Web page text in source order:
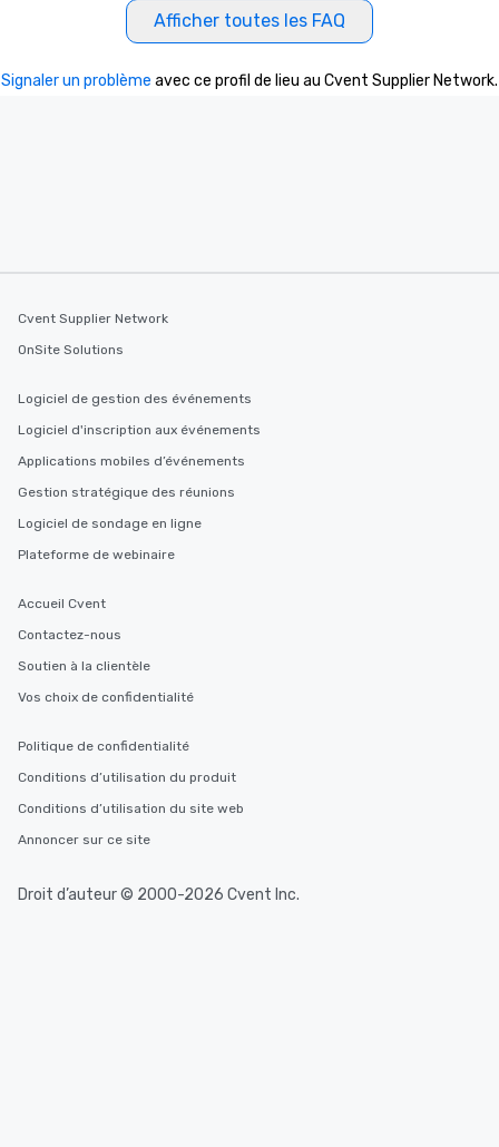
Afficher toutes les FAQ
Signaler un problème avec ce profil de lieu au Cvent Supplier Network.
Cvent Supplier Network
OnSite Solutions
Logiciel de gestion des événements
Logiciel d'inscription aux événements
Applications mobiles d’événements
Gestion stratégique des réunions
Logiciel de sondage en ligne
Plateforme de webinaire
Accueil Cvent
Contactez-nous
Soutien à la clientèle
Vos choix de confidentialité
Politique de confidentialité
Conditions d’utilisation du produit
Conditions d’utilisation du site web
Annoncer sur ce site
Droit d’auteur © 2000-2026 Cvent Inc.